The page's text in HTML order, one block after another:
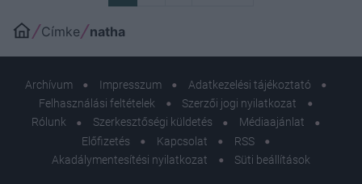
Címke natha
Archívum Impresszum
Adatkezelési tájékoztató
Felhasználási feltételek
Szerzői jogi nyilatkozat
Rólunk
Szerkesztőségi küldetés
Médiaajánlat
Előfizetés
Kapcsolat
RSS
Akadálymentesítési nyilatkozat
Süti beállítások